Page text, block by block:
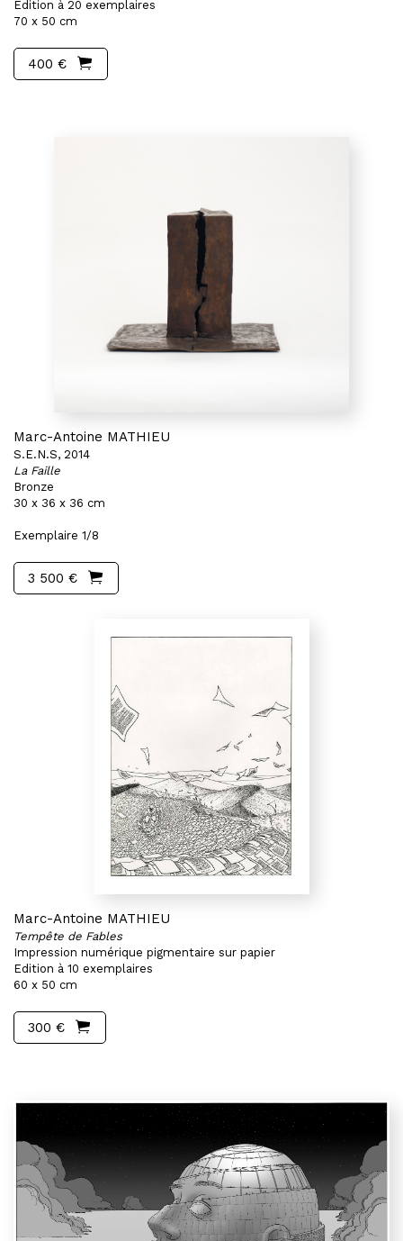
Edition à 20 exemplaires
70 x 50 cm
400 €
Marc-Antoine MATHIEU
S.E.N.S, 2014
La Faille
Bronze
30 x 36 x 36 cm
Exemplaire 1/8
3 500 €
Marc-Antoine MATHIEU
Tempête de Fables
Impression numérique pigmentaire sur papier
Edition à 10 exemplaires
60 x 50 cm
300 €